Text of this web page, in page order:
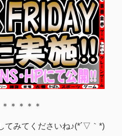
＊＊＊＊
てみてくださいね♪(*´▽｀*)